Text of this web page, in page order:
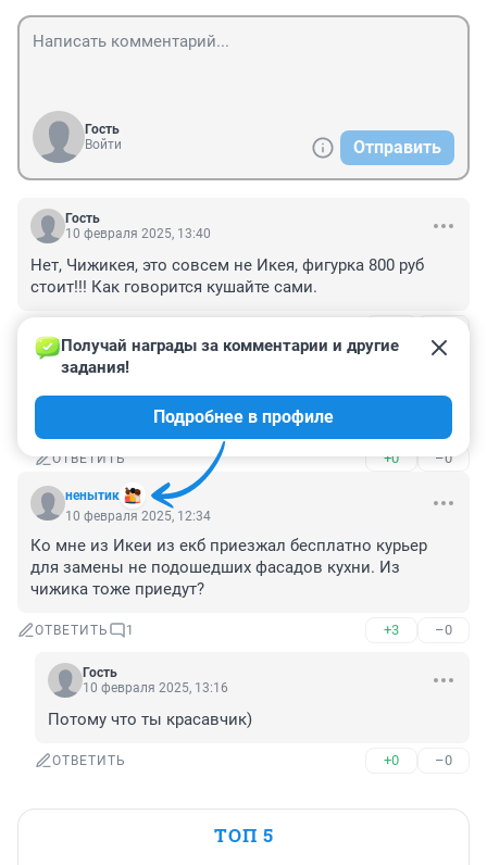
Гость
Войти
Отправить
Гость
10 февраля 2025, 13:40
Нет, Чижикея, это совсем не Икея, фигурка 800 руб
стоит!!! Как говорится кушайте сами.
Гость
ОТВЕТИТЬ +0 –0
ненытик
Получай награды за комментарии и другие
задания!
Подробнее в профиле
10 февраля 2025, 12:34
Ко мне из Икеи из екб приезжал бесплатно курьер
для замены не подошедших фасадов кухни. Из
чижика тоже приедут?
ОТВЕТИТЬ 1 +3 –0
Гость
10 февраля 2025, 13:16
Потому что ты красавчик)
ОТВЕТИТЬ +0 –0
ТОП 5